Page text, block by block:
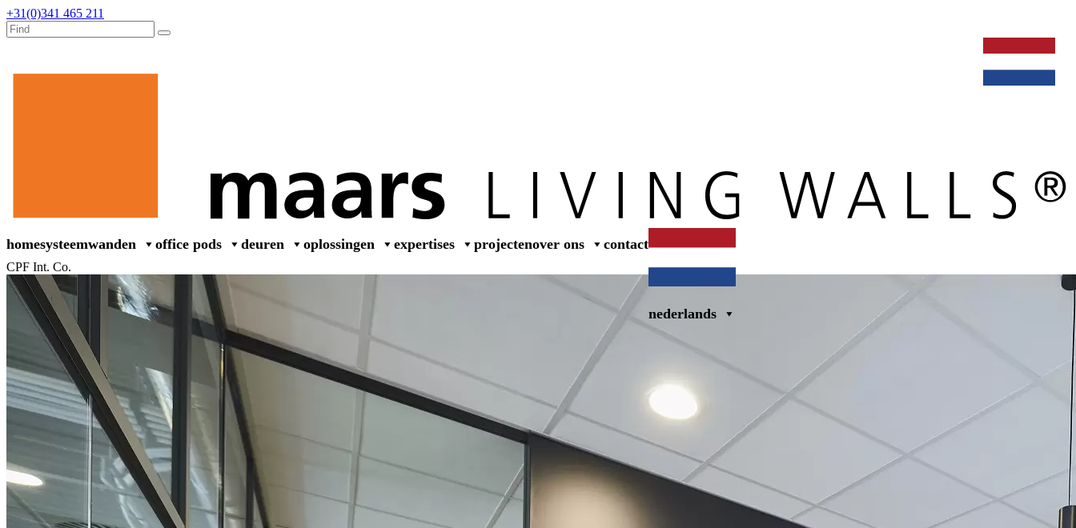
+31(0)341 465 211
homesysteemwanden office pods deuren oplossingen expertises projectenover ons contact
nederlands
CPF Int. Co.